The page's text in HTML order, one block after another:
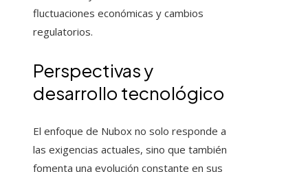
fluctuaciones económicas y cambios
regulatorios.
Perspectivas y
desarrollo tecnológico
El enfoque de Nubox no solo responde a
las exigencias actuales, sino que también
fomenta una evolución constante en sus